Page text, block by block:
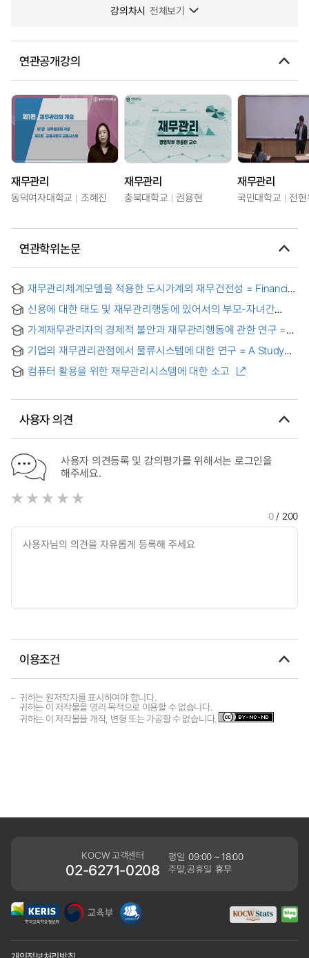
강의차시 전체보기
연관공개강의
재무관리
동덕여자대학교 조혜진
재무관리
충북대학교 권용현
재무관리
국민대학교 전
연관학위논문
재무관리체계모델을 적용한 도시가계의 재무건전성 = Financial
systems model on financial management
신용에 대한 태도 및 재무관리행동에 있어서의 부모-자녀간
Adolescents and Their Parents in Credit Attitude and
Financial Management Behavior
가계재무관리자의 경제적 불안과 재무관리행동에 관한 연구 =
Management Behavior of the Household Financial
Managers.
기업의 재무관리관점에서 물류시스템에 대한 연구 = A Study
Financial Management
컴퓨터 활용을 위한 재무관리시스템에 대한 소고
사용자 의견
사용자 의견등록 및 강의평가를 위해서는 로그인을
해주세요.
0/ 200
이용조건
귀하는 원저작자를 표시하여야 합니다.
귀하는 이 저작물을 영리 목적으로 이용할 수 없습니다.
귀하는 이 저작물을 개작, 변형 또는 가공할 수 없습니다.
KOCW 고객센터
02-6271-0208
평일 09:00 ~ 18:00
주말,공휴일 휴무